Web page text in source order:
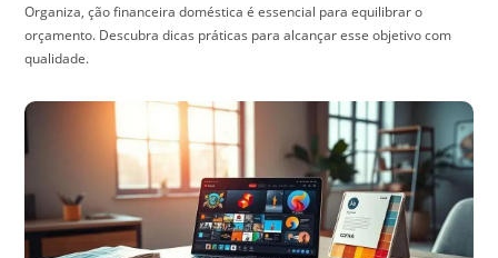
Organiza, ção financeira doméstica é essencial para equilibrar o
orçamento. Descubra dicas práticas para alcançar esse objetivo com
qualidade.